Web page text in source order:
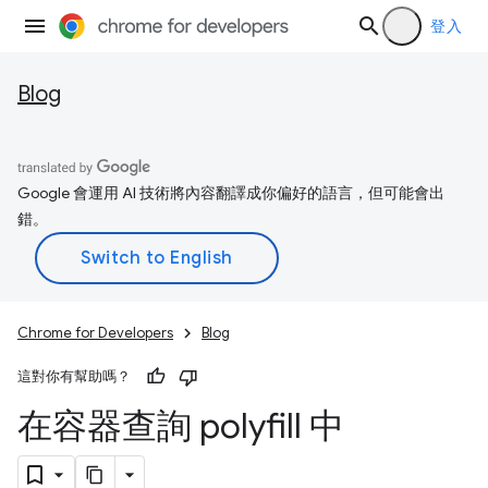
登入
Blog
Google 會運用 AI 技術將內容翻譯成你偏好的語言，但可能會出
錯。
Chrome for Developers Blog
這對你有幫助嗎？
在容器查詢 polyfill 中